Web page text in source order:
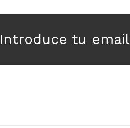
Introduce tu email